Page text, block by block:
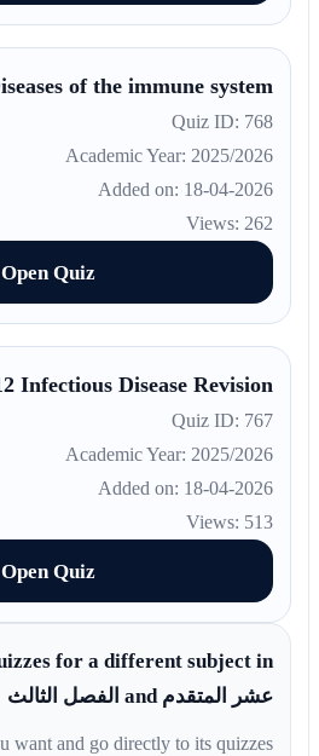
of the immune system
Quiz ID: 768
Academic Year: 2025/2026
Added on: 18-04-2026
Views: 262
Open Quiz
Infectious Disease Revision
Quiz ID: 767
Academic Year: 2025/2026
Added on: 18-04-2026
Views: 513
Open Quiz
عشر المتقدم and الفصل الثالث
want and go directly to its quizzes